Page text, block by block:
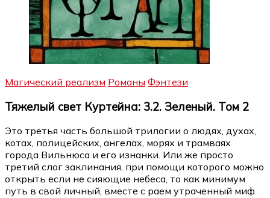
Магический реализм Романы Фэнтези
Тяжелый свет Куртейна: 3.2. Зеленый. Том 2
Это третья часть большой трилогии о людях, духах,
котах, полицейских, ангелах, морях и трамваях
города Вильнюса и его изнанки. Или же просто
третий слог заклинания, при помощи которого можно
открыть если не сияющие небеса, то как минимум
путь в свой личный, вместе с раем утраченный миф.